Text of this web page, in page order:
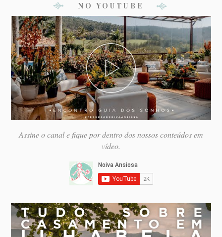
NO YOUTUBE
Assine o canal e fique por dentro dos nossos conteúdos em
vídeo.